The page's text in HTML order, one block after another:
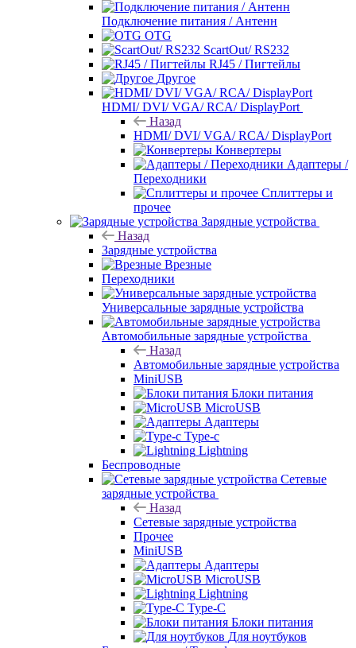
Подключение питания / Антенн
OTG
ScartOut/ RS232
RJ45 / Пигтейлы
Другое
HDMI/ DVI/ VGA/ RCA/ DisplayPort
Назад
HDMI/ DVI/ VGA/ RCA/ DisplayPort
Конвертеры
Адаптеры /
Переходники
Сплиттеры и
прочее
Зарядные устройства
Назад
Зарядные устройства
Врезные
Переходники
Универсальные зарядные устройства
Автомобильные зарядные устройства
Назад
Автомобильные зарядные устройства
MiniUSB
Блоки питания
MicroUSB
Адаптеры
Type-c
Lightning
Беспроводные
Сетевые
зарядные устройства
Назад
Сетевые зарядные устройства
Прочее
MiniUSB
Адаптеры
MicroUSB
Lightning
Type-C
Блоки питания
Для ноутбуков